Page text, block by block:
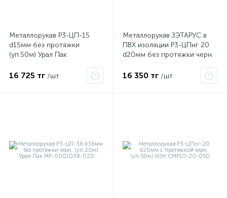
Металлорукав Р3-ЦП-15
d15мм без протяжки
(уп.50м) Урал Пак
16 725 тг /шт
Металлорукав ЗЭТАРУС в
ПВХ изоляции Р3-ЦПнг 20
d20мм без протяжки черн.
16 350 тг /шт